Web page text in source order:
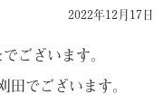
2022年12月17日
ございます。
でございます。